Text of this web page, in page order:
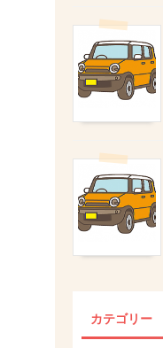
カテゴリー